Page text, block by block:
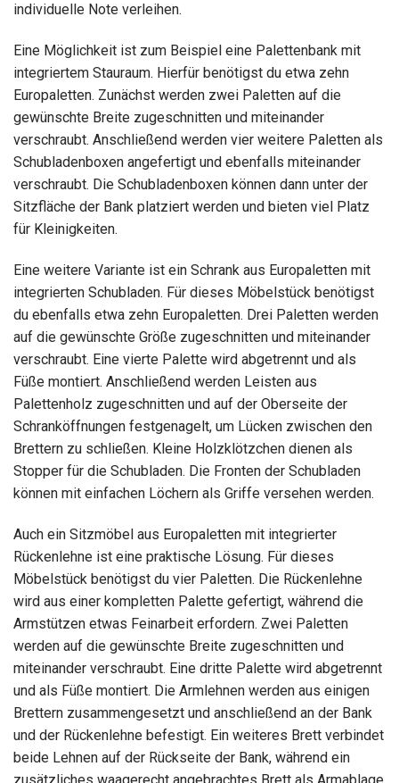
individuelle Note verleihen.
Eine Möglichkeit ist zum Beispiel eine Palettenbank mit
integriertem Stauraum. Hierfür benötigst du etwa zehn
Europaletten. Zunächst werden zwei Paletten auf die
gewünschte Breite zugeschnitten und miteinander
verschraubt. Anschließend werden vier weitere Paletten als
Schubladenboxen angefertigt und ebenfalls miteinander
verschraubt. Die Schubladenboxen können dann unter der
Sitzfläche der Bank platziert werden und bieten viel Platz
für Kleinigkeiten.
Eine weitere Variante ist ein Schrank aus Europaletten mit
integrierten Schubladen. Für dieses Möbelstück benötigst
du ebenfalls etwa zehn Europaletten. Drei Paletten werden
auf die gewünschte Größe zugeschnitten und miteinander
verschraubt. Eine vierte Palette wird abgetrennt und als
Füße montiert. Anschließend werden Leisten aus
Palettenholz zugeschnitten und auf der Oberseite der
Schranköffnungen festgenagelt, um Lücken zwischen den
Brettern zu schließen. Kleine Holzklötzchen dienen als
Stopper für die Schubladen. Die Fronten der Schubladen
können mit einfachen Löchern als Griffe versehen werden.
Auch ein Sitzmöbel aus Europaletten mit integrierter
Rückenlehne ist eine praktische Lösung. Für dieses
Möbelstück benötigst du vier Paletten. Die Rückenlehne
wird aus einer kompletten Palette gefertigt, während die
Armstützen etwas Feinarbeit erfordern. Zwei Paletten
werden auf die gewünschte Breite zugeschnitten und
miteinander verschraubt. Eine dritte Palette wird abgetrennt
und als Füße montiert. Die Armlehnen werden aus einigen
Brettern zusammengesetzt und anschließend an der Bank
und der Rückenlehne befestigt. Ein weiteres Brett verbindet
beide Lehnen auf der Rückseite der Bank, während ein
zusätzliches waagerecht angebrachtes Brett als Armablage